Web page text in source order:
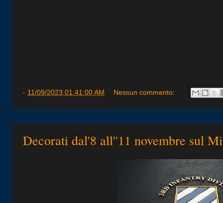
- 11/09/2023 01:41:00 AM Nessun commento:
Decorati dal'8 all''11 novembre sul